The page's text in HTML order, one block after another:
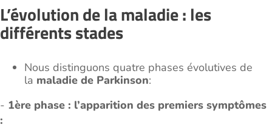
L’évolution de la maladie : les
différents stades
Nous distinguons quatre phases évolutives de
la maladie de Parkinson:
- 1ère phase : l’apparition des premiers symptômes
: